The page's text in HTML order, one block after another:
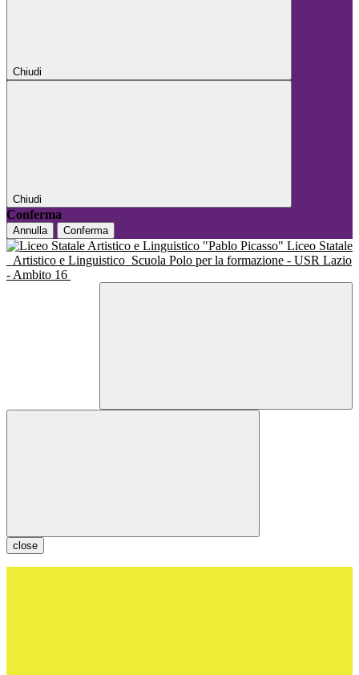
Chiudi
Chiudi
Conferma
Annulla Conferma
Liceo Statale
Artistico e Linguistico Scuola Polo per la formazione - USR Lazio
- Ambito 16
close